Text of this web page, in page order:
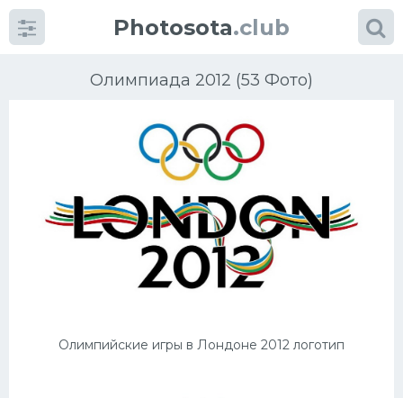
Photosota.club
Олимпиада 2012 (53 Фото)
Олимпийские игры в Лондоне 2012 логотип
КатегорииФото
Баскетбол